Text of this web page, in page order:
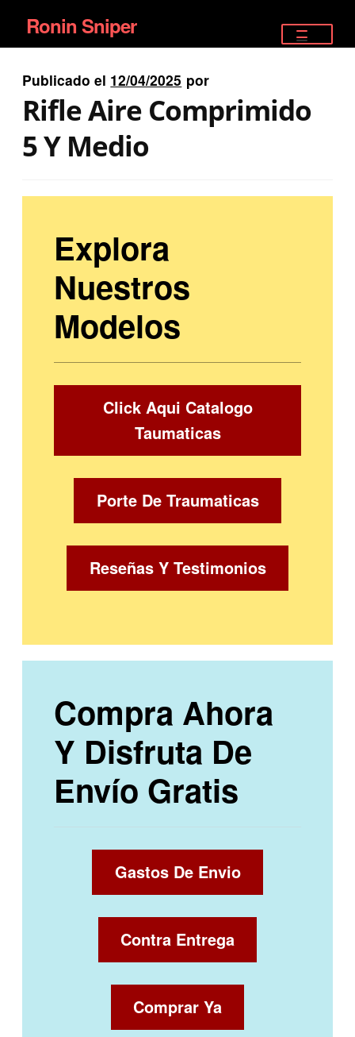
Ir
a
la
navegación
Ir
al
contenido
Ronin Sniper
EQUIPAMIENTO ÉLITE
Publicado el 12/04/2025 por
Rifle Aire Comprimido
5 Y Medio
Explora
Nuestros
Modelos
Click Aqui Catalogo
Taumaticas
Porte De Traumaticas
Reseñas Y Testimonios
Compra Ahora
Y Disfruta De
Envío Gratis
Gastos De Envio
Contra Entrega
Comprar Ya